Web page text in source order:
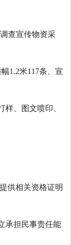
查宣传物资采
1.2米117条、宣
样、图文喷印、
供相关资格证明
承担民事责任能